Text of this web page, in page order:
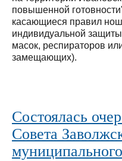
повышенной
касающиеся правил
индивидуальной
масок, респираторов
замещающих).
Состоялась
Совета